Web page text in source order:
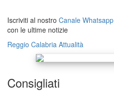
Iscriviti al nostro Canale Whatsapp
con le ultime notizie
Reggio Calabria Attualità
Consigliati